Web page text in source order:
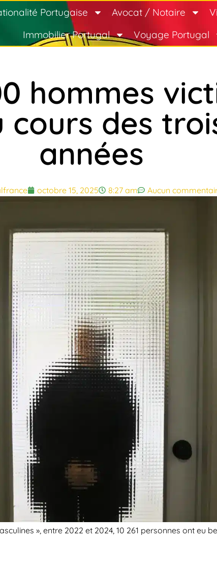
Portugaise Avocat / Notaire
Immobilier Portugal
Voyage Portugal
hommes
cours des
années
octobre 15, 2025 8:27 am Aucun
», entre 2022 et 2024, 10 261 personnes ont eu